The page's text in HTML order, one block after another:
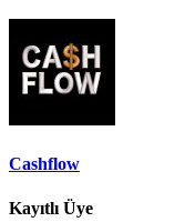
Cashflow
Kayıtlı Üye